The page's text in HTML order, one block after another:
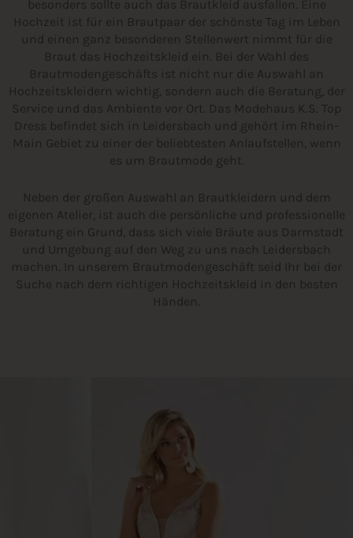
besonders sollte auch das Brautkleid ausfallen. Eine
Hochzeit ist für ein Brautpaar der schönste Tag im Leben
und einen ganz besonderen Stellenwert nimmt für die
Braut das Hochzeitskleid ein. Bei der Wahl des
Brautmodengeschäfts ist nicht nur die Auswahl an
Hochzeitskleidern wichtig, sondern auch die Beratung, der
Service und das Ambiente vor Ort. Das Modehaus K.S. Top
Dress befindet sich in Leidersbach und gehört im Rhein-
Main Gebiet zu einer der beliebtesten Anlaufstellen, wenn
es um Brautmode geht.
Neben der großen Auswahl an Brautkleidern und dem
eigenen Atelier, ist auch die persönliche und professionelle
Beratung ein Grund, dass sich viele Bräute aus Darmstadt
und Umgebung auf den Weg zu uns nach Leidersbach
machen. In unserem Brautmodengeschäft seid Ihr bei der
Suche nach dem richtigen Hochzeitskleid in den besten
Händen.